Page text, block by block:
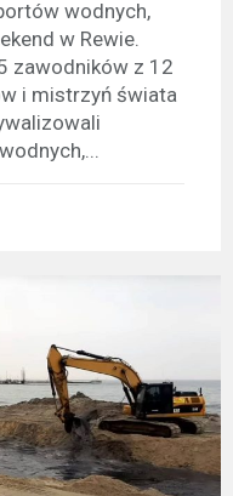
wodnych,
w Rewie.
zawodników z 12
i mistrzyń świata